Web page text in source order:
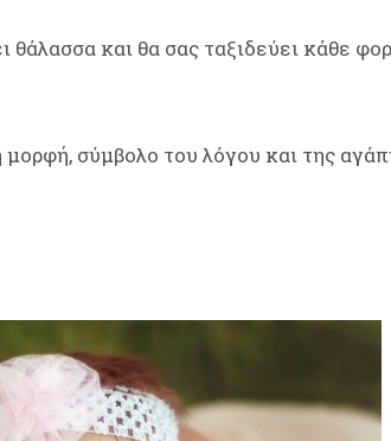
θάλασσα και θα σας ταξιδεύει κάθε
σύμβολο του λόγου και της